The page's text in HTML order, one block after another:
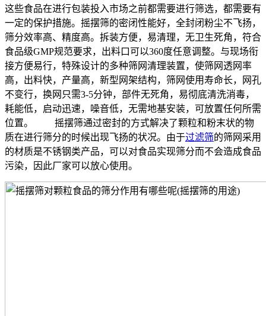
这些食品在进行包装投入市场之前都需要进行筛选，都需要有
一定的保护措施。摇摆筛的密闭性能好，全封闭粉尘不飞扬，
筛分效率高、精度高。拆装方便，易清理，无卫生死角，符合
食品级GMP规范要求，出料口可以360度任意调整。与现场衔
接方便易行，特殊设计的多种筛网清理装置，使筛网透网率
高，出料快，产量高，新型网架结构，筛网使用寿命长，网孔
不变行，换网只需3-5分钟，部件无死角，易彻底清洗消毒，
耗能低，启动迅速，噪音低，无需地基安装，可放置任何所需
位置。 摇摆筛通过密封的方式解决了颗粒和粉末状的物
质在进行筛分的时候出现飞扬的状况。由于过滤筛的筛网采用
的材质是不锈钢类产品，可以对食品实现筛分而不会造成食品
污染，因此厂家可以放心使用。